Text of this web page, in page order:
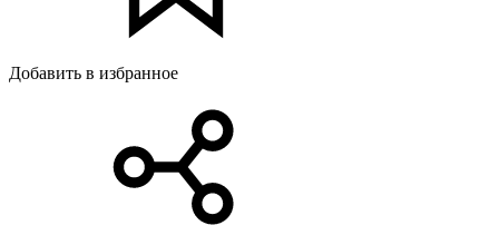
Добавить в избранное